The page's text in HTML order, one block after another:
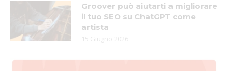
Groover può aiutarti a migliorare
il tuo SEO su ChatGPT come
artista
15 Giugno 2026